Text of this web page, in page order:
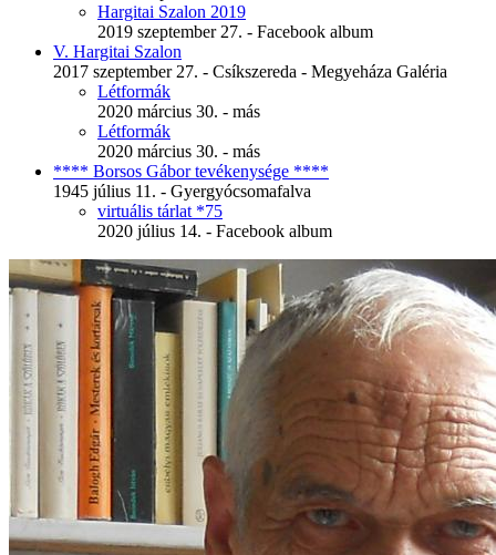
Hargitai Szalon 2019
2019 szeptember 27. - Facebook album
V. Hargitai Szalon
2017 szeptember 27. - Csíkszereda - Megyeháza Galéria
Létformák
2020 március 30. - más
Létformák
2020 március 30. - más
**** Borsos Gábor tevékenysége ****
1945 július 11. - Gyergyócsomafalva
virtuális tárlat *75
2020 július 14. - Facebook album